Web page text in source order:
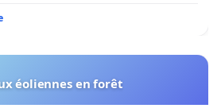
éoliennes en forêt